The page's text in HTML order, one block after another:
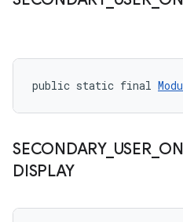
public static final
SECONDARY_ USER_ ON
DISPLAY